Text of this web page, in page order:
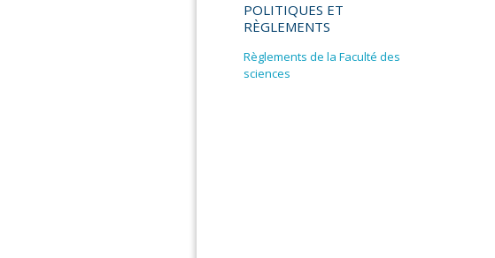
POLITIQUES ET
RÈGLEMENTS
Règlements de la Faculté des
sciences